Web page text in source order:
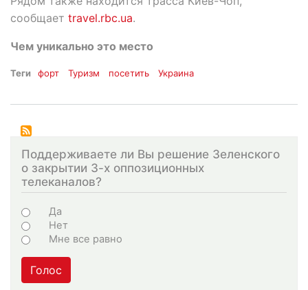
сообщает travel.rbc.ua.
Чем уникально это место
Теги форт Туризм посетить Украина
Поддерживаете ли Вы решение Зеленского
о закрытии 3-х оппозиционных
телеканалов?
Choices
Да
Нет
Мне все равно
Голос